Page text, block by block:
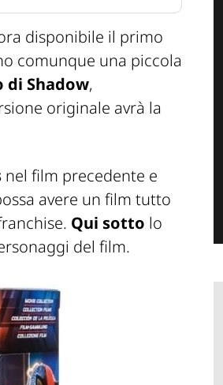
disponibile il primo
comunque una piccola
di Shadow,
originale avrà la
nel film precedente e
avere un film tutto
Qui sotto lo
del film.